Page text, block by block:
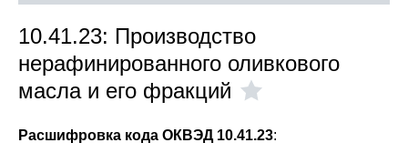
10.41.23: Производство
нерафинированного оливкового
масла и его фракций
Расшифровка кода ОКВЭД 10.41.23: